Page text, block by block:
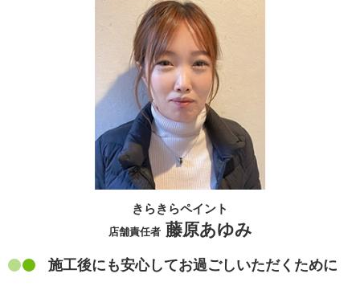
きらきらペイント
店舗責任者藤原あゆみ
施工後にも安心してお過ごしいただくために